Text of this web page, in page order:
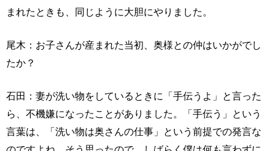
まれたときも、同じように大胆にやりました。
尾木：お子さんが産まれた当初、奥様との仲はいかがでし
たか？
石田：妻が洗い物をしているときに「手伝うよ」と言った
ら、不機嫌になったことがありました。「手伝う」という
言葉は、「洗い物は奥さんの仕事」という前提での発言な